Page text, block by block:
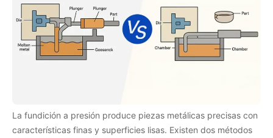
La fundición a presión produce piezas metálicas precisas con
características finas y superficies lisas. Existen dos métodos